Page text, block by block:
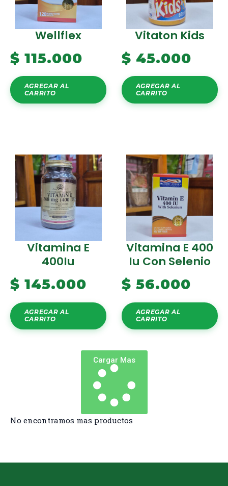
Wellflex
$ 115.000
AGREGAR AL
CARRITO
Vitaton Kids
$ 45.000
AGREGAR AL
CARRITO
Vitamina E
400Iu
$ 145.000
AGREGAR AL
CARRITO
Vitamina E 400
Iu Con Selenio
$ 56.000
AGREGAR AL
CARRITO
Cargar Mas
No encontramos mas productos